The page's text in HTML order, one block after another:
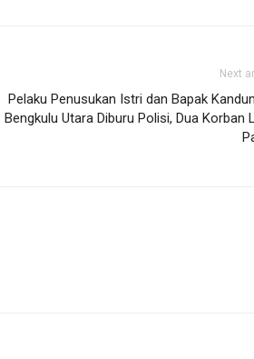
Next
Pelaku Penusukan Istri dan Bapak
Bengkulu Utara Diburu Polisi, Dua Korban